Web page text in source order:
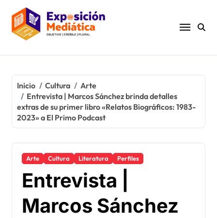
contenido
Inicio Cultura
Arte
Entrevista | Marcos Sánchez brinda detalles
extras de su primer libro «Relatos Biográficos: 1983-
2023» a El Primo Podcast
Arte Cultura Literatura Perfiles
Entrevista |
Marcos Sánchez